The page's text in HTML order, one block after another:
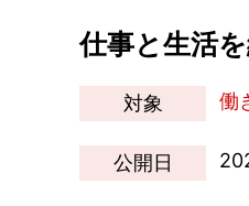
仕事と生活
対象 働
公開日